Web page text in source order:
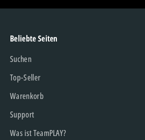
Beliebte Seiten
Suchen
Top-Seller
Warenkorb
Support
Was ist TeamPLAY?